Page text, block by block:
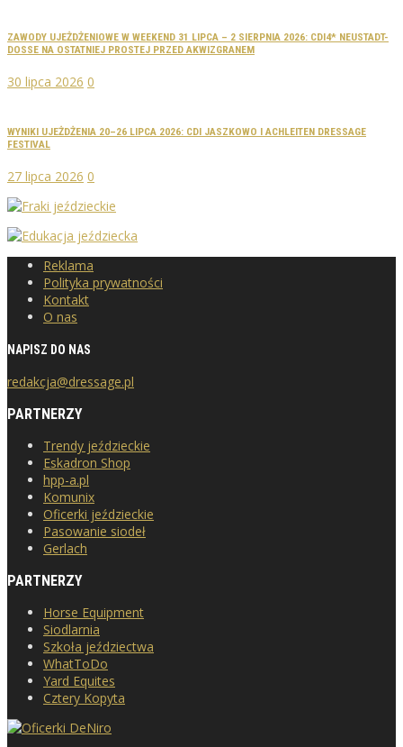
ZAWODY UJEŻDŻENIOWE W WEEKEND 31 LIPCA – 2 SIERPNIA 2026: CDI4* NEUSTADT-
DOSSE NA OSTATNIEJ PROSTEJ PRZED AKWIZGRANEM
30 lipca 2026 0
WYNIKI UJEŻDŻENIA 20–26 LIPCA 2026: CDI JASZKOWO I ACHLEITEN DRESSAGE
FESTIVAL
27 lipca 2026 0
Reklama
Polityka prywatności
Kontakt
O nas
NAPISZ DO NAS
redakcja@dressage.pl
PARTNERZY
Trendy jeździeckie
Eskadron Shop
hpp-a.pl
Komunix
Oficerki jeździeckie
Pasowanie siodeł
Gerlach
PARTNERZY
Horse Equipment
Siodlarnia
Szkoła jeździectwa
WhatToDo
Yard Equites
Cztery Kopyta